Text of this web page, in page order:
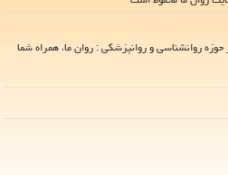
روانشناسی و روانپزشکی : روان ما، همراه شما